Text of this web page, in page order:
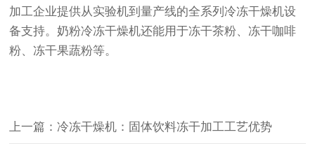
加工企业提供从实验机到量产线的全系列冷冻干燥机设
备支持。奶粉冷冻干燥机还能用于冻干茶粉、冻干咖啡
粉、冻干果蔬粉等。
上一篇：冷冻干燥机：固体饮料冻干加工工艺优势